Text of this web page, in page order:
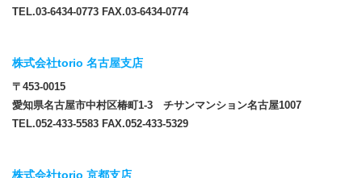
TEL.03-6434-0773 FAX.03-6434-0774
株式会社torio 名古屋支店
〒453-0015
愛知県名古屋市中村区椿町1-3 チサンマンション名古屋1007
TEL.052-433-5583 FAX.052-433-5329
株式会社torio 京都支店